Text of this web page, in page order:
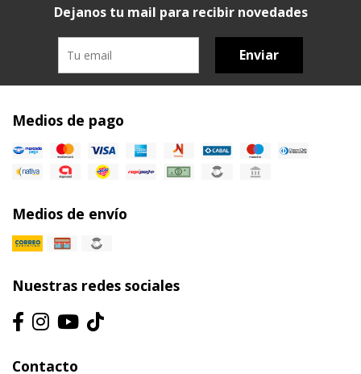
Dejanos tu mail para recibir novedades
Enviar
Medios de pago
Medios de envío
Nuestras redes sociales
Contacto